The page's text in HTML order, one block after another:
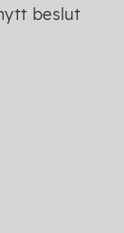
beslut